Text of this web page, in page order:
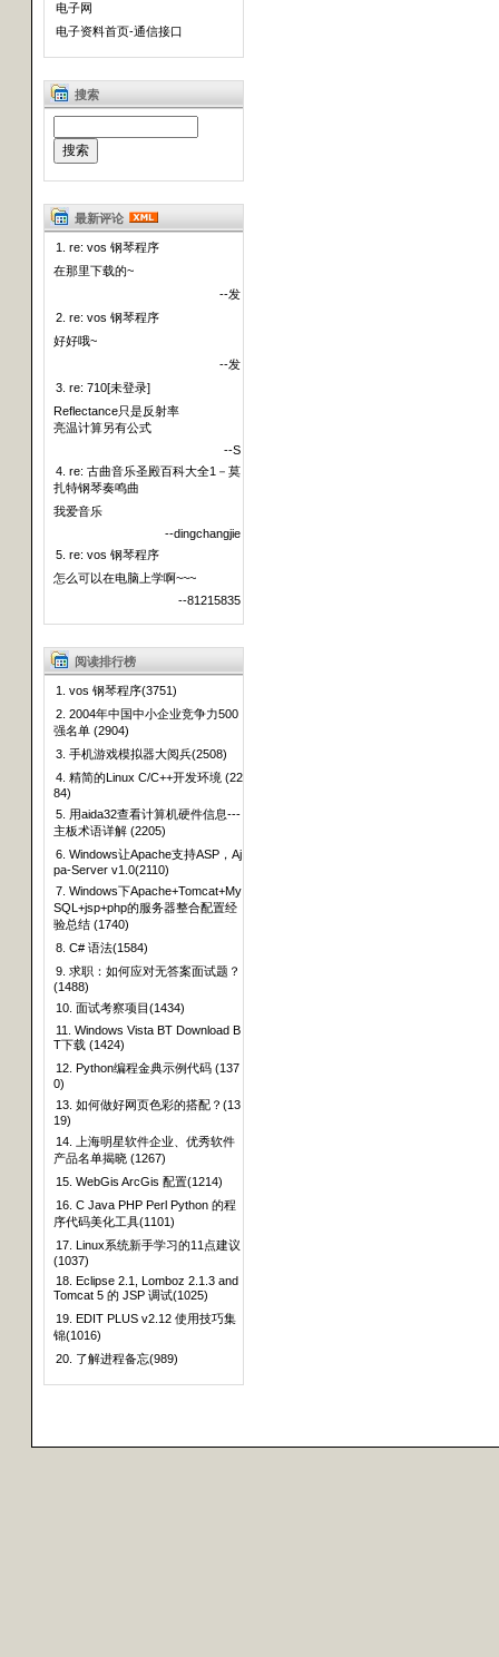
电子网
电子资料首页-通信接口
搜索
最新评论
1. re: vos 钢琴程序
在那里下载的~
--发
2. re: vos 钢琴程序
好好哦~
--发
3. re: 710[未登录]
Reflectance只是反射率
亮温计算另有公式
--S
4. re: 古曲音乐圣殿百科大全1－莫
扎特钢琴奏鸣曲
我爱音乐
--dingchangjie
5. re: vos 钢琴程序
怎么可以在电脑上学啊~~~
--81215835
阅读排行榜
1. vos 钢琴程序(3751)
2. 2004年中国中小企业竞争力500
强名单 (2904)
3. 手机游戏模拟器大阅兵(2508)
4. 精简的Linux C/C++开发环境 (22
84)
5. 用aida32查看计算机硬件信息---
主板术语详解 (2205)
6. Windows让Apache支持ASP，Aj
pa-Server v1.0(2110)
7. Windows下Apache+Tomcat+My
SQL+jsp+php的服务器整合配置经
验总结 (1740)
8. C# 语法(1584)
9. 求职：如何应对无答案面试题？
(1488)
10. 面试考察项目(1434)
11. Windows Vista BT Download B
T下载 (1424)
12. Python编程金典示例代码 (137
0)
13. 如何做好网页色彩的搭配？(13
19)
14. 上海明星软件企业、优秀软件
产品名单揭晓 (1267)
15. WebGis ArcGis 配置(1214)
16. C Java PHP Perl Python 的程
序代码美化工具(1101)
17. Linux系统新手学习的11点建议
(1037)
18. Eclipse 2.1, Lomboz 2.1.3 and
Tomcat 5 的 JSP 调试(1025)
19. EDIT PLUS v2.12 使用技巧集
锦(1016)
20. 了解进程备忘(989)